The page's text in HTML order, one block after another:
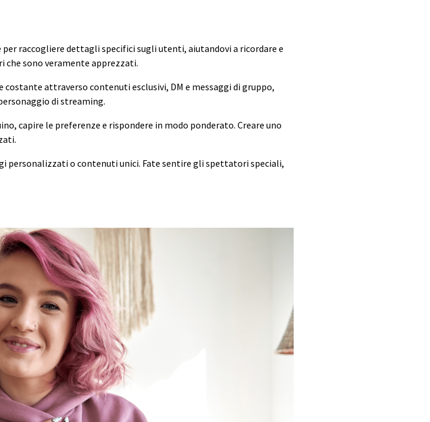
raccogliere dettagli specifici sugli utenti, aiutandovi a ricordare e
sono veramente apprezzati.
costante attraverso contenuti esclusivi, DM e messaggi di gruppo,
di streaming.
capire le preferenze e rispondere in modo ponderato. Creare uno
personalizzati o contenuti unici. Fate sentire gli spettatori speciali,